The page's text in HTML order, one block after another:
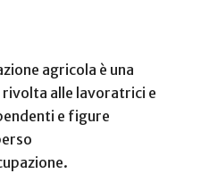
agricola è una
alle lavoratrici e
e figure